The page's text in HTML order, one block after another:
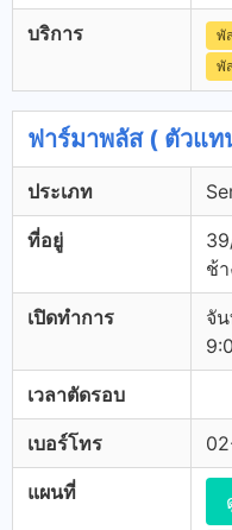
บริการ พั
พั
ฟาร์มาพลัส ( ตัวแ
ประเภท
ที่อยู่
ช้
เปิดทำการ
จั
เวลาตัดรอบ
เบอร์โทร
แผนที่